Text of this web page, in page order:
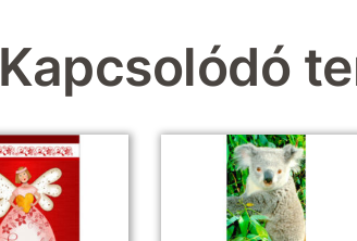
Kapcsolódó